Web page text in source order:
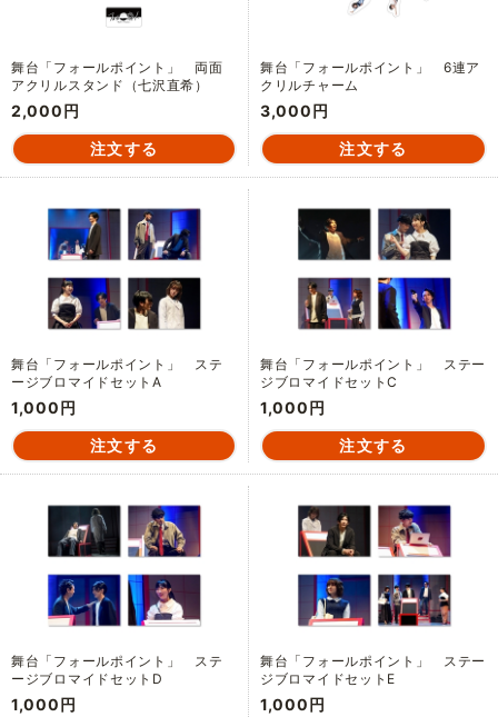
舞台「フォールポイント」 両面
アクリルスタンド（七沢直希）
2,000円
舞台「フォールポイント」 6連ア
クリルチャーム
3,000円
舞台「フォールポイント」 ステ
ージブロマイドセットA
1,000円
舞台「フォールポイント」 ステー
ジブロマイドセットC
1,000円
舞台「フォールポイント」 ステ
ージブロマイドセットD
1,000円
舞台「フォールポイント」 ステー
ジブロマイドセットE
1,000円